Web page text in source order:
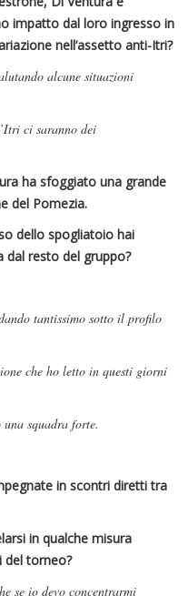
impatto dal loro ingresso in
nell’assetto anti-Itri?
alcune situazioni
ci saranno dei
ha sfoggiato una grande
del Pomezia.
dello spogliatoio hai
dal resto del gruppo?
tantissimo sotto il profilo
che ho letto in questi giorni
squadra forte.
in scontri diretti tra
in qualche misura
del torneo?
se io devo concentrarmi